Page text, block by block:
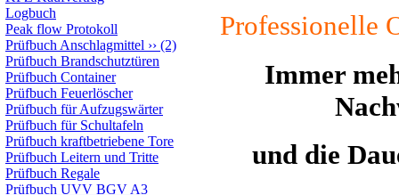
Logbuch
Peak flow Protokoll
Prüfbuch Anschlagmittel ›› (2)
Prüfbuch Brandschutztüren
Prüfbuch Container
Prüfbuch Feuerlöscher
Prüfbuch für Aufzugswärter
Prüfbuch für Schultafeln
Prüfbuch kraftbetriebene Tore
Prüfbuch Leitern und Tritte
Prüfbuch Regale
Prüfbuch UVV BGV A3
Professionelle
Immer
und die